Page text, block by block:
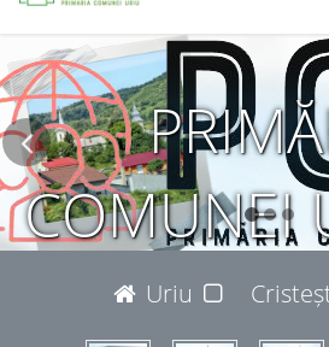
COMUNEI
JUDEȚUL BISTRIȚA-
Uriu